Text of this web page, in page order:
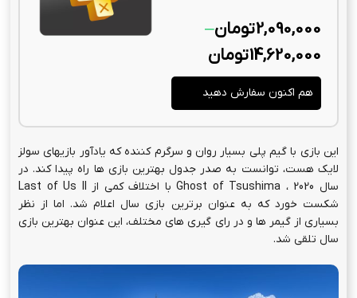
سوشیما که توسط مغول ها مورد حمله قرار گرفته، در شرف سقوط
کامل است. جین ساکای، یکی از سامورایی های باقی مانده در جزیره، در
مسیری قرار گرفته که خود را در دو راهی پایبندی به آموخته های یک
سامورایی و متوسل شدن به هر ابزاری برای غلبه بر متجاوزان
سرزمینش می بیند.
پلی استیشن پلاس
اسنشیال
2,090,000تومان –
14,620,000
هم اکنون سفارش دهید